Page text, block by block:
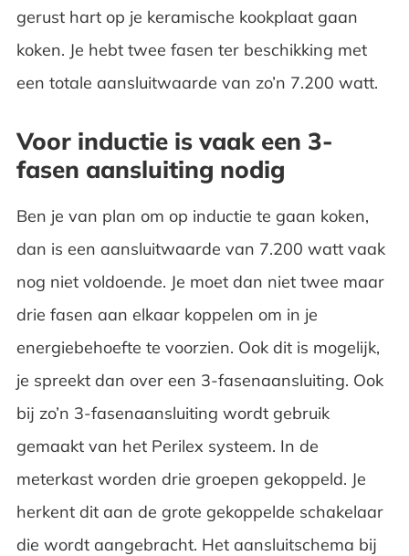
gerust hart op je keramische kookplaat gaan
koken. Je hebt twee fasen ter beschikking met
een totale aansluitwaarde van zo’n 7.200 watt.
Voor inductie is vaak een 3-
fasen aansluiting nodig
Ben je van plan om op inductie te gaan koken,
dan is een aansluitwaarde van 7.200 watt vaak
nog niet voldoende. Je moet dan niet twee maar
drie fasen aan elkaar koppelen om in je
energiebehoefte te voorzien. Ook dit is mogelijk,
je spreekt dan over een 3-fasenaansluiting. Ook
bij zo’n 3-fasenaansluiting wordt gebruik
gemaakt van het Perilex systeem. In de
meterkast worden drie groepen gekoppeld. Je
herkent dit aan de grote gekoppelde schakelaar
die wordt aangebracht. Het aansluitschema bij